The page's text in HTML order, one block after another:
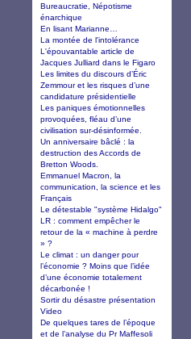
Bureaucratie, Népotisme
énarchique
En lisant Marianne…
La montée de l'intolérance
L'épouvantable article de
Jacques Julliard dans le Figaro
Les limites du discours d’Éric
Zemmour et les risques d’une
candidature présidentielle
Les paniques émotionnelles
provoquées, fléau d’une
civilisation sur-désinformée.
Un anniversaire bâclé : la
destruction des Accords de
Bretton Woods.
Emmanuel Macron, la
communication, la science et les
Français
Le détestable "système Hidalgo"
LR : comment empêcher le
retour de la « machine à perdre
» ?
Le climat : un danger pour
l’économie ? Moins que l’idée
d’une économie totalement
décarbonée !
Sortir du désastre présentation
Video
De quelques tares de l’époque
et de l’analyse du Pr Maffesoli